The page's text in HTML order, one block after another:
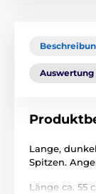
Auswertung
Lange,
Spitzen.
Länge ca. 55